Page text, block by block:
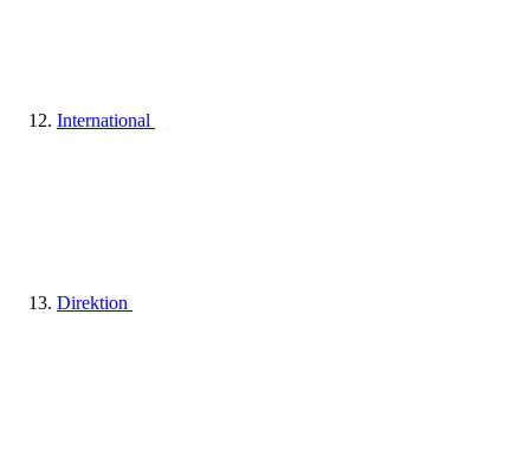
International
Direktion